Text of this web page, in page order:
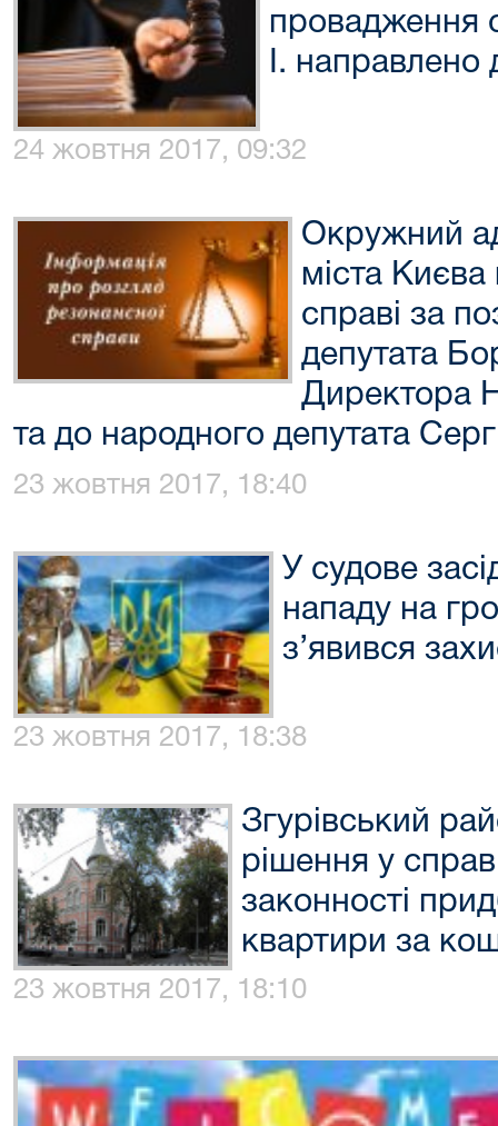
провадження
І.
24 жовтня 2017, 09:32
Окружний
міста
справі за
депутата
Директора
та до народного депутата
23 жовтня 2017, 18:40
У судове
нападу на
з’явився
23 жовтня 2017, 18:38
Згурівський
рішення у
законності
квартири за
23 жовтня 2017, 18:10